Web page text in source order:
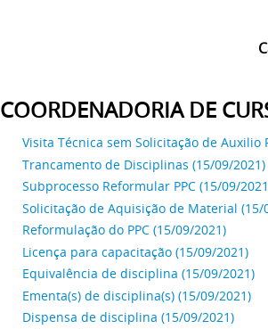
COORDENADORIA DE
Visita Técnica sem Solicitação de
Trancamento de Disciplinas (15/09/2021)
Subprocesso Reformular PPC (15/09/
Solicitação de Aquisição de Material (15/
Reformulação do PPC (15/09/2021)
Licença para capacitação (15/09/2021)
Equivalência de disciplina (15/09/2021)
Ementa(s) de disciplina(s) (15/09/2021)
Dispensa de disciplina (15/09/2021)